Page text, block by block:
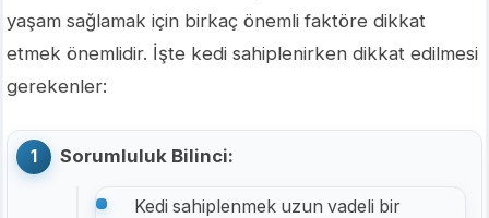
yaşam sağlamak için birkaç önemli faktöre dikkat
etmek önemlidir. İşte kedi sahiplenirken dikkat edilmesi
gerekenler:
Sorumluluk Bilinci:
Kedi sahiplenmek uzun vadeli bir